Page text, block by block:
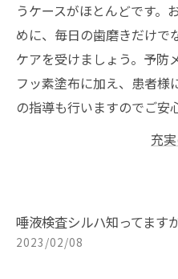
うケースがほとんどです。
めに、毎日の歯磨きだけで
ケアを受けましょう。予防
フッ素塗布に加え、患者様
の指導も行いますのでご安
充
唾液検査シルハ知ってます
2023/02/08